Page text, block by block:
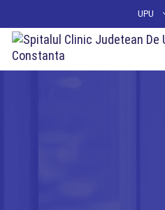
conținut
UPU